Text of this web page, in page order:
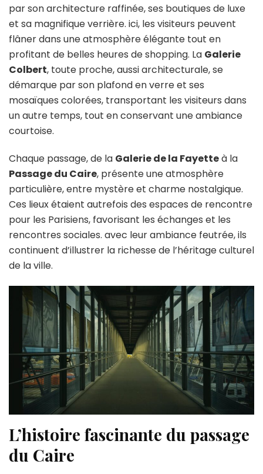
par son architecture raffinée, ses boutiques de luxe
et sa magnifique verrière. ici, les visiteurs peuvent
flâner dans une atmosphère élégante tout en
profitant de belles heures de shopping. La Galerie
Colbert, toute proche, aussi architecturale, se
démarque par son plafond en verre et ses
mosaïques colorées, transportant les visiteurs dans
un autre temps, tout en conservant une ambiance
courtoise.
Chaque passage, de la Galerie de la Fayetteà la
Passage du Caire, présente une atmosphère
particulière, entre mystère et charme nostalgique.
Ces lieux étaient autrefois des espaces de rencontre
pour les Parisiens, favorisant les échanges et les
rencontres sociales. avec leur ambiance feutrée, ils
continuent d’illustrer la richesse de l’héritage culturel
de la ville.
L’histoire fascinante du passage
du Caire